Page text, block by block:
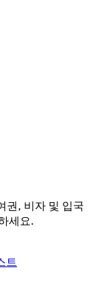
권, 비자 및 입국
세요.
트